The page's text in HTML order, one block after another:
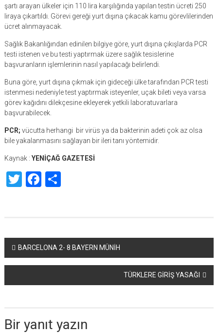
şartı arayan ülkeler için 110 lira karşılığında yapılan testin ücreti 250
liraya çıkartıldı. Görevi gereği yurt dışına çıkacak kamu görevlilerinden
ücret alınmayacak.
Sağlık Bakanlığından edinilen bilgiye göre, yurt dışına çıkışlarda PCR
testi istenen ve bu testi yaptırmak üzere sağlık tesislerine
başvuranların işlemlerinin nasıl yapılacağı belirlendi.
Buna göre, yurt dışına çıkmak için gideceği ülke tarafından PCR testi
istenmesi nedeniyle test yaptırmak isteyenler, uçak bileti veya varsa
görev kağıdını dilekçesine ekleyerek yetkili laboratuvarlara
başvurabilecek.
PCR; vücutta herhangi bir virüs ya da bakterinin adeti çok az olsa
bile yakalanmasını sağlayan bir ileri tanı yöntemidir.
Kaynak : YENİÇAĞ GAZETESİ
TwitterFacebook
Share
Yazı
dolaşımı
BARCELONA 2- 8 BAYERN MÜNİH
TÜRKLERE GİRİŞ YASAĞI
Bir yanıt yazın